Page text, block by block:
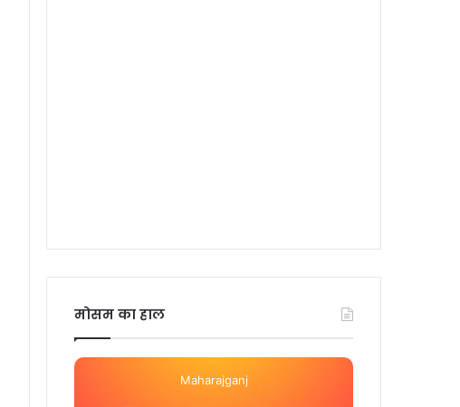
मोसम का हाल
Maharajganj